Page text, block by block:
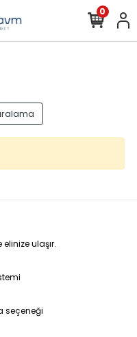
0
ulaşır.
seçeneği